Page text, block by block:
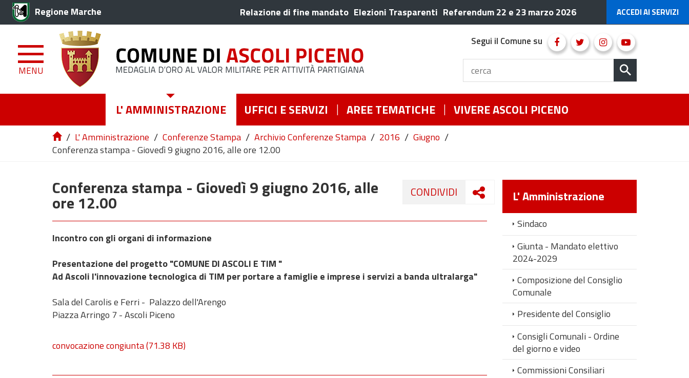
Regione Marche Relazione di fine mandato Elezioni Trasparenti Referendum 22 e 23 marzo 2026 ACCEDI AI SERVIZI
MENU
Segui il Comune su
L' AMMINISTRAZIONE UFFICI E SERVIZI AREE TEMATICHE VIVERE ASCOLI PICENO
/ L' Amministrazione / Conferenze Stampa / Archivio Conferenze Stampa / 2016 / Giugno /
Conferenza stampa - Giovedì 9 giugno 2016, alle ore 12.00
CONDIVIDI
Conferenza stampa - Giovedì 9 giugno 2016, alle
ore 12.00
Incontro con gli organi di informazione
Presentazione del progetto "COMUNE DI ASCOLI E TIM "
Ad Ascoli l'innovazione tecnologica di TIM per portare a famiglie e imprese i servizi a banda ultralarga"
Sala del Carolis e Ferri - Palazzo dell'Arengo
Piazza Arringo 7 - Ascoli Piceno
convocazione congiunta(71.38 KB)
L' Amministrazione
Sindaco
Giunta - Mandato elettivo
2024-2029
Composizione del Consiglio
Comunale
Presidente del Consiglio
Consigli Comunali - Ordine
del giorno e video
Commissioni Consiliari